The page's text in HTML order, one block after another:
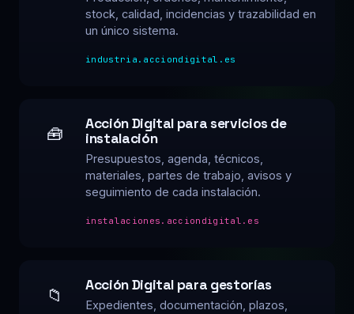
stock, calidad, incidencias y trazabilidad en
un único sistema.
industria.acciondigital.es
🧰
Acción Digital para servicios de
instalación
Presupuestos, agenda, técnicos,
materiales, partes de trabajo, avisos y
seguimiento de cada instalación.
instalaciones.acciondigital.es
📁
Acción Digital para gestorías
Expedientes, documentación, plazos,